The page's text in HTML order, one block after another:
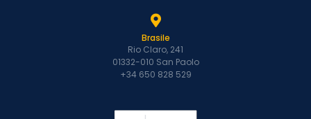
Brasile
Rio Claro, 241
01332-010 San Paolo
+34 650 828 529